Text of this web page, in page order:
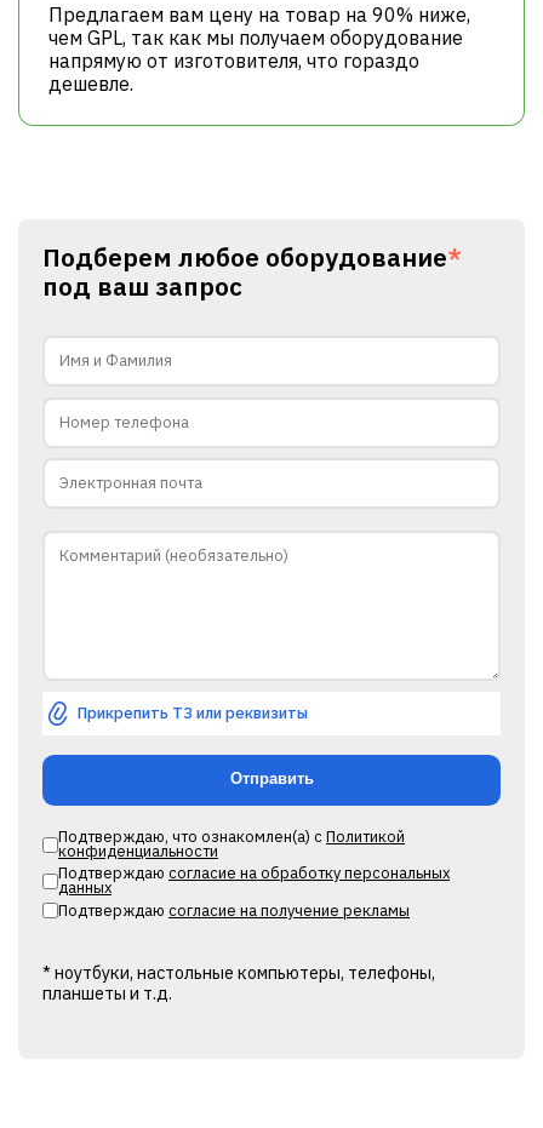
Предлагаем вам цену на товар на 90% ниже,
чем GPL, так как мы получаем оборудование
напрямую от изготовителя, что гораздо
дешевле.
Подберем любое оборудование*
под ваш запрос
Прикрепить ТЗ или реквизиты
Подтверждаю, что ознакомлен(а) сПолитикой
конфиденциальности
Подтверждаю согласие на обработку персональных
данных
Подтверждаю согласие на получение рекламы
* ноутбуки, настольные компьютеры, телефоны,
планшеты и т.д.